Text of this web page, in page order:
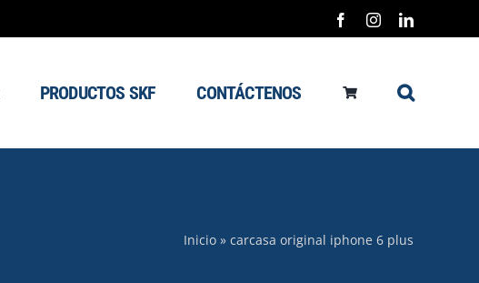
FacebookInstagramLinkedIn
PRODUCTOS SKF CONTÁCTENOS
Inicio » carcasa original iphone 6 plus